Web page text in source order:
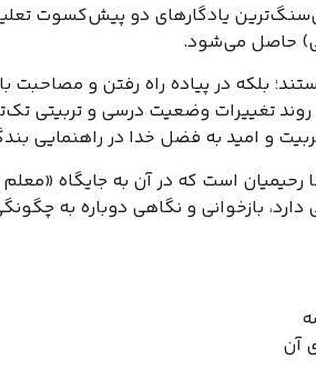
یادگارهای دو پیش‌کسوت
حاصل می‌شود.
بلکه در پیاده راه رفتن و
تغییرات وضعیت درسی و تربیتی
و امید به فضل خدا در راهنمایی
است که در آن به جایگاه «معلم
بازخوانی و نگاهی دوباره به
آن